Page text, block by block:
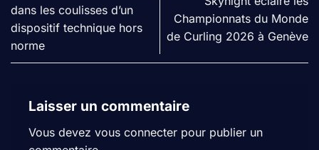
dans les coulisses d’un
dispositif technique hors
norme
Championnats du Monde
de Curling 2026 à Genève
Laisser un commentaire
Vous devez vous connecter pour publier un